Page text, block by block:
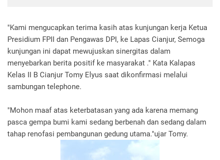
"Kami mengucapkan terima kasih atas kunjungan kerja Ketua
Presidium FPII dan Pengawas DPI, ke Lapas Cianjur, Semoga
kunjungan ini dapat mewujuskan sinergitas dalam
menyebarkan berita positif ke masyarakat ." Kata Kalapas
Kelas II B Cianjur Tomy Elyus saat dikonfirmasi melalui
sambungan telephone.
"Mohon maaf atas keterbatasan yang ada karena memang
pasca gempa bumi kami sedang berbenah dan sedang dalam
tahap renofasi pembangunan gedung utama."ujar Tomy.